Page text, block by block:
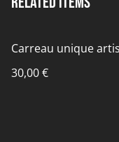
Carreau unique
30,00 €